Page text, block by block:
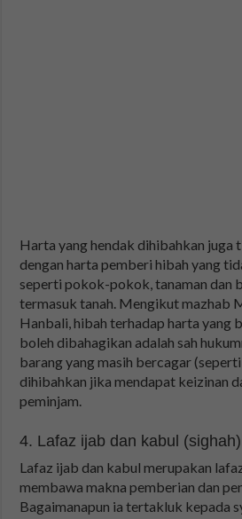
Harta yang hendak dihibahkan juga
dengan harta pemberi hibah yang
seperti pokok-pokok, tanaman dan
termasuk tanah. Mengikut mazhab
Hanbali, hibah terhadap harta yang
boleh dibahagikan adalah sah
barang yang masih bercagar
dihibahkan jika mendapat keizinan
peminjam.
4. Lafaz ijab dan kabul (sighah)
Lafaz ijab dan kabul merupakan
membawa makna pemberian dan
Bagaimanapun ia tertakluk kepada